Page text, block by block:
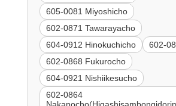
605-0081 Miyoshicho
602-0871 Tawarayacho
604-0912 Hinokuchicho
602-
602-0868 Fukurocho
604-0921 Nishiikesucho
602-0864